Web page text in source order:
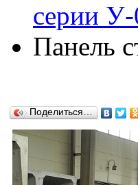
серии
Панель
Поделиться…